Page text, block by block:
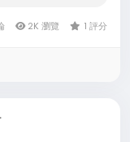
，SI級性價比
位的，“克
2K 瀏覽 1 評分